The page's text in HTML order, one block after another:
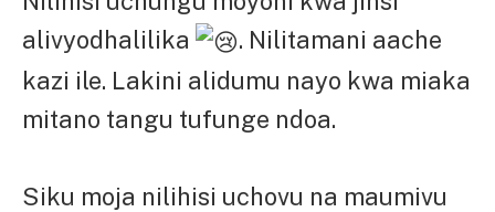
alivyodhalilika
. Nilitamani aache
kazi ile. Lakini alidumu nayo kwa miaka
mitano tangu tufunge ndoa.
Siku moja nilihisi uchovu na maumivu